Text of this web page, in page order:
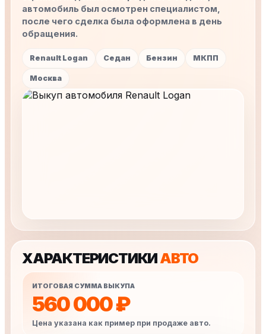
автомобиль был осмотрен специалистом,
после чего сделка была оформлена в день
обращения.
Renault Logan Седан Бензин МКПП
Москва
ХАРАКТЕРИСТИКИАВТО
ИТОГОВАЯ СУММА ВЫКУПА
560 000 ₽
Цена указана как пример при продаже авто.